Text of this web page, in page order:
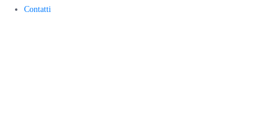
Contatti